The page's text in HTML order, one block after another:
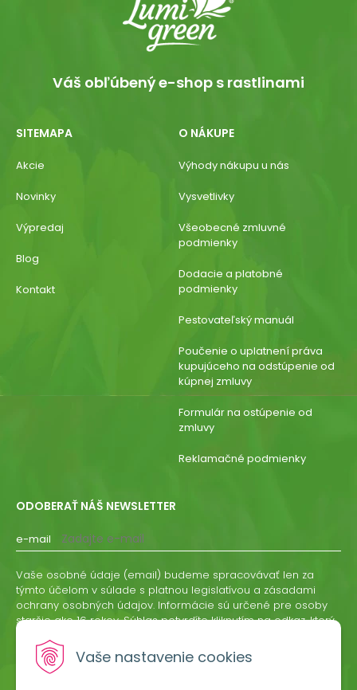
Vaše nastavenie cookies
Váš obľúbený e-shop s rastlinami
SITEMAPA
Akcie
Novinky
Výpredaj
Blog
Kontakt
O NÁKUPE
Výhody nákupu u nás
Vysvetlivky
Všeobecné zmluvné
podmienky
Dodacie a platobné
podmienky
Pestovateľský manuál
Poučenie o uplatnení práva
kupujúceho na odstúpenie od
kúpnej zmluvy
Formulár na ostúpenie od
zmluvy
Reklamačné podmienky
ODOBERAŤ NÁŠ NEWSLETTER
e-mail
Vaše osobné údaje (email) budeme spracovávať len za
týmto účelom v súlade s platnou legislatívou a zásadami
ochrany osobných údajov. Informácie sú určené pre osoby
staršie ako 16 rokov. Súhlas potvrdíte kliknutím na odkaz, ktorý
odvolať písomne, emailom alebo kliknutím na odkaz z
ktoréhokoľvek informačného emailu.